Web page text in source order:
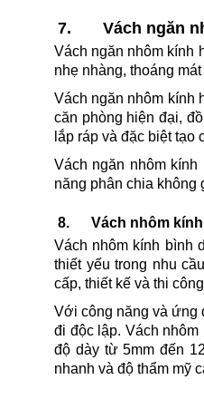
7. Vách ngăn
Vách ngăn nhôm kính
nhẹ nhàng, thoáng
Vách ngăn nhôm kính
căn phòng hiện đại,
lắp ráp và đặc biệt tạo
Vách ngăn nhôm
năng phân chia không
8. Vách nhôm kính
Vách nhôm kính bình
thiết yếu trong nhu
cấp, thiết kế và thi
Với công năng và ứng
đi độc lập. Vách
độ dày từ 5mm đến
nhanh và độ thẩm mỹ